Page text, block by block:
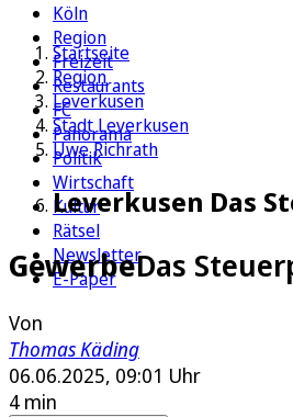
Köln
Region
Freizeit
Restaurants
FC
Panorama
Politik
Wirtschaft
Kultur
Rätsel
Newsletter
E-Paper
Startseite
Region
Leverkusen
Stadt Leverkusen
Uwe Richrath
Leverkusen Das
GewerbeDas
Von
Thomas Käding
06.06.2025, 09:01 Uhr
4 min